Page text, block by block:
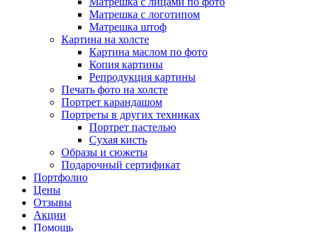
Матрешка с логотипом
Матрешка штоф
Картина на холсте
Картина маслом по фото
Копия картины
Репродукция картины
Печать фото на холсте
Портрет карандашом
Портреты в других техниках
Портрет пастелью
Сухая кисть
Образы и сюжеты
Подарочный сертификат
Портфолио
Цены
Отзывы
Акции
Помощь